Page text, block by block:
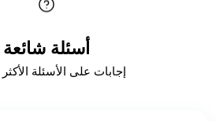
أسئلة شائعة
إجابات على الأسئلة